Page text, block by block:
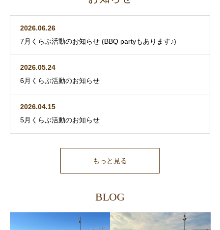
2026.06.26
7月くらぶ活動のお知らせ (BBQ partyもあります♪)
2026.05.24
6月くらぶ活動のお知らせ
2026.04.15
5月くらぶ活動のお知らせ
もっと見る
BLOG